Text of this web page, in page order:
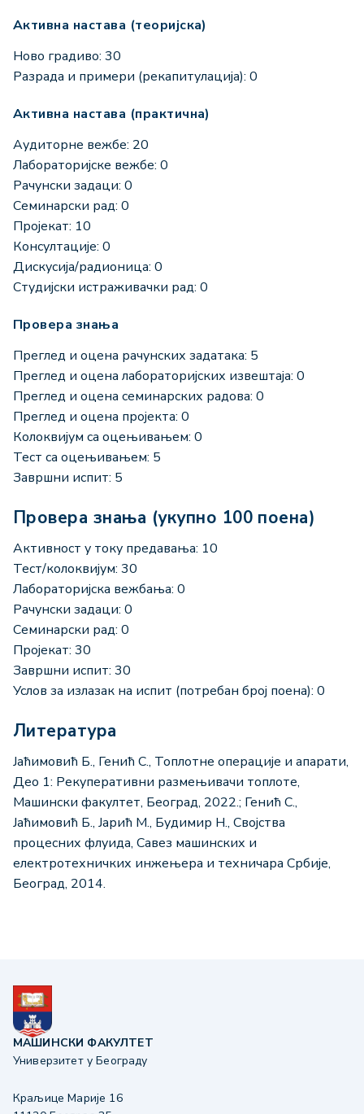
Активна настава (теоријска)
Ново градиво: 30
Разрада и примери (рекапитулација): 0
Активна настава (практична)
Аудиторне вежбе: 20
Лабораторијске вежбе: 0
Рачунски задаци: 0
Семинарски рад: 0
Пројекат: 10
Консултације: 0
Дискусија/радионица: 0
Студијски истраживачки рад: 0
Провера знања
Преглед и оцена рачунских задатака: 5
Преглед и оцена лабораторијских извештаја: 0
Преглед и оцена семинарских радова: 0
Преглед и оцена пројекта: 0
Колоквијум са оцењивањем: 0
Тест са оцењивањем: 5
Завршни испит: 5
Провера знања (укупно 100 поена)
Активност у току предавања: 10
Тест/колоквијум: 30
Лабораторијска вежбања: 0
Рачунски задаци: 0
Семинарски рад: 0
Пројекат: 30
Завршни испит: 30
Услов за излазак на испит (потребан број поена): 0
Литература
Јаћимовић Б., Генић С., Топлотне операције и апарати,
Део 1: Рекуперативни размењивачи топлоте,
Машински факултет, Београд, 2022.; Генић С.,
Јаћимовић Б., Јарић М., Будимир Н., Својства
процесних флуида, Савез машинских и
електротехничких инжењера и техничара Србије,
Београд, 2014.
МАШИНСКИ ФАКУЛТЕТ
Универзитет у Београду
Краљице Марије 16